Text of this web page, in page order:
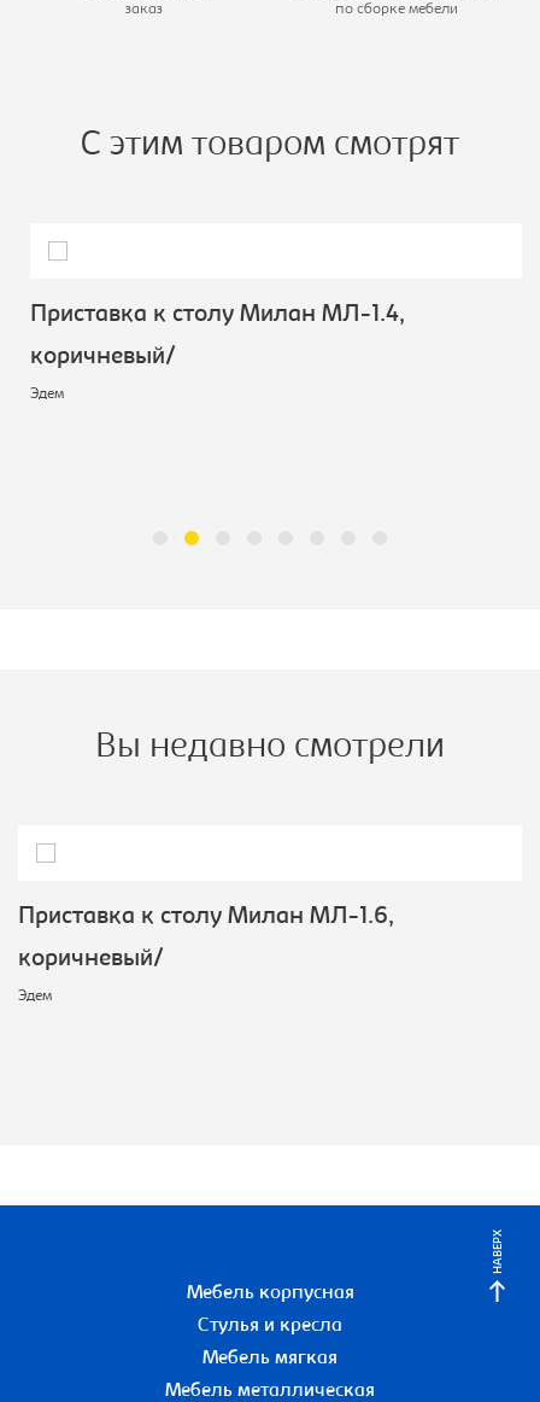
заказ
по сборке мебели
С этим товаром смотрят
Приставка к столу Милан МЛ-1.4,
коричневый/
Эдем
Вы недавно смотрели
Приставка к столу Милан МЛ-1.6,
коричневый/
Эдем
НАВЕРХ
Мебель корпусная
Стулья и кресла
Мебель мягкая
Мебель металлическая